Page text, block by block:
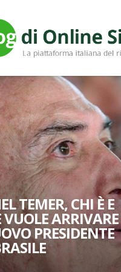
TEMER, CHI È E
VUOLE ARRIVARE
PRESIDENTE